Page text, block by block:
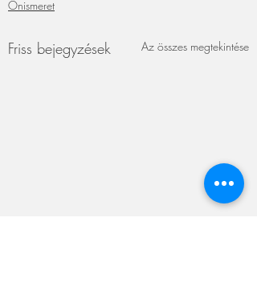
Önismeret
Friss bejegyzések Az összes megtekintése